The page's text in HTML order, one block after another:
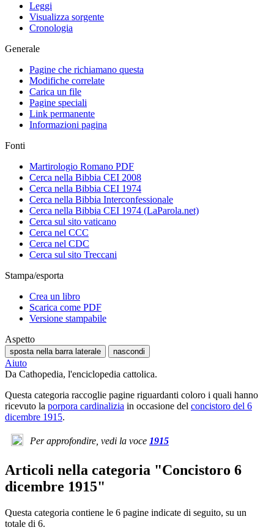
Leggi
Visualizza sorgente
Cronologia
Generale
Pagine che richiamano questa
Modifiche correlate
Carica un file
Pagine speciali
Link permanente
Informazioni pagina
Fonti
Martirologio Romano PDF
Cerca nella Bibbia CEI 2008
Cerca nella Bibbia CEI 1974
Cerca nella Bibbia Interconfessionale
Cerca nella Bibbia CEI 1974 (LaParola.net)
Cerca sul sito vaticano
Cerca nel CCC
Cerca nel CDC
Cerca sul sito Treccani
Stampa/esporta
Crea un libro
Scarica come PDF
Versione stampabile
Aspetto
sposta nella barra laterale nascondi
Aiuto
Da Cathopedia, l'enciclopedia cattolica.
Questa categoria raccoglie pagine riguardanti coloro i quali hanno
ricevuto la porpora cardinalizia in occasione del concistoro del 6
dicembre 1915.
Per approfondire, vedi la voce 1915
Articoli nella categoria "Concistoro 6
dicembre 1915"
Questa categoria contiene le 6 pagine indicate di seguito, su un
totale di 6.